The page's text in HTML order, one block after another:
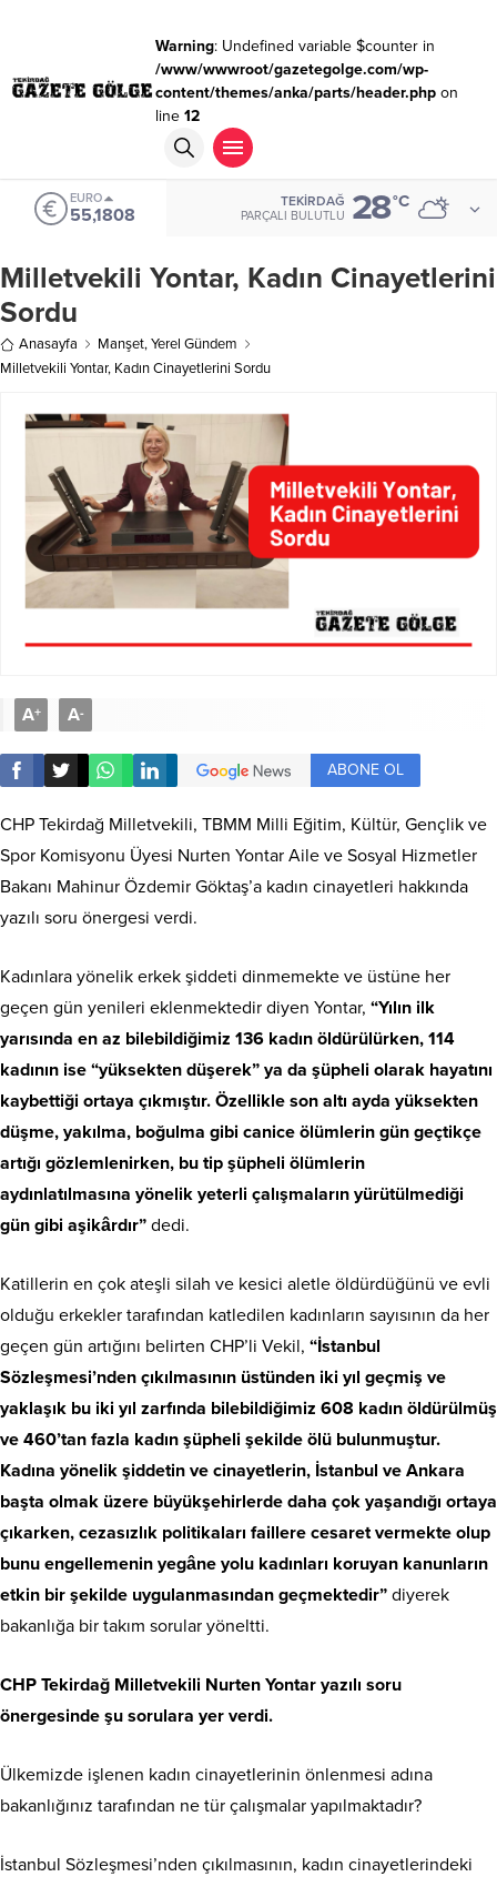
Warning: Undefined variable $counter in
/www/wwwroot/gazetegolge.com/wp-
content/themes/anka/parts/header.phpon
line 12
EURO
55,1808
TEKIRDAĞ
PARÇALI BULUTLU 28°C
Milletvekili Yontar, Kadın Cinayetlerini
Sordu
Anasayfa Manşet,Yerel Gündem
Milletvekili Yontar, Kadın Cinayetlerini Sordu
A+ A-
ABONE OL
CHP Tekirdağ Milletvekili, TBMM Milli Eğitim, Kültür, Gençlik ve
Spor Komisyonu Üyesi Nurten Yontar Aile ve Sosyal Hizmetler
Bakanı Mahinur Özdemir Göktaş’a kadın cinayetleri hakkında
yazılı soru önergesi verdi.
Kadınlara yönelik erkek şiddeti dinmemekte ve üstüne her
geçen gün yenileri eklenmektedir diyen Yontar, “Yılın ilk
yarısında en az bilebildiğimiz 136 kadın öldürülürken, 114
kadının ise “yüksekten düşerek” ya da şüpheli olarak hayatını
kaybettiği ortaya çıkmıştır. Özellikle son altı ayda yüksekten
düşme, yakılma, boğulma gibi canice ölümlerin gün geçtikçe
artığı gözlemlenirken, bu tip şüpheli ölümlerin
aydınlatılmasına yönelik yeterli çalışmaların yürütülmediği
gün gibi aşikârdır” dedi.
Katillerin en çok ateşli silah ve kesici aletle öldürdüğünü ve evli
olduğu erkekler tarafından katledilen kadınların sayısının da her
geçen gün artığını belirten CHP’li Vekil, “İstanbul
Sözleşmesi’nden çıkılmasının üstünden iki yıl geçmiş ve
yaklaşık bu iki yıl zarfında bilebildiğimiz 608 kadın öldürülmüş
ve 460’tan fazla kadın şüpheli şekilde ölü bulunmuştur.
Kadına yönelik şiddetin ve cinayetlerin, İstanbul ve Ankara
başta olmak üzere büyükşehirlerde daha çok yaşandığı ortaya
çıkarken, cezasızlık politikaları faillere cesaret vermekte olup
bunu engellemenin yegâne yolu kadınları koruyan kanunların
etkin bir şekilde uygulanmasından geçmektedir” diyerek
bakanlığa bir takım sorular yöneltti.
CHP Tekirdağ Milletvekili Nurten Yontar yazılı soru
önergesinde şu sorulara yer verdi.
Ülkemizde işlenen kadın cinayetlerinin önlenmesi adına
bakanlığınız tarafından ne tür çalışmalar yapılmaktadır?
İstanbul Sözleşmesi’nden çıkılmasının, kadın cinayetlerindeki